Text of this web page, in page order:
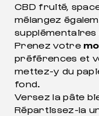
CBD fruité,
mélangez
supplémentaires
Prenez votre
préférences et
mettez-y du
fond.
Versez la pâte
Répartissez-la